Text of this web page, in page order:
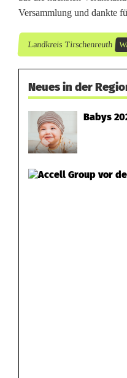
Versammlung und dankte
Landkreis Tirschenreuth
Neues in der
Babys